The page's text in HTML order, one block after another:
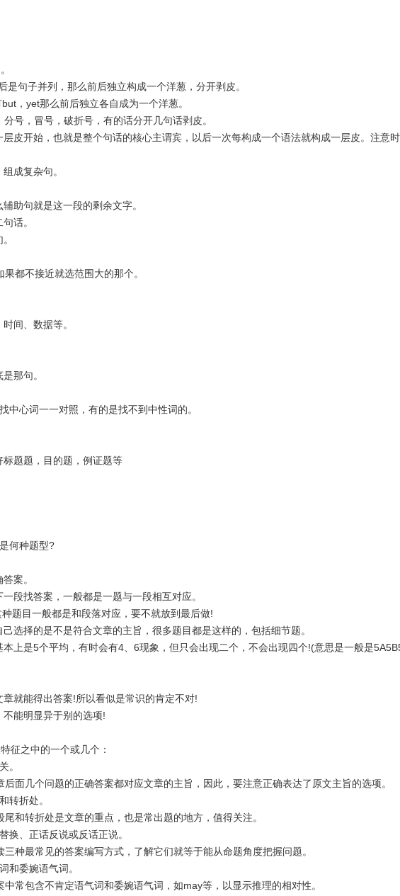
句子并列，那么前后独立构成一个洋葱，分开剥皮。
yet那么前后独立各自成为一个洋葱。
，冒号，破折号，有的话分开几句话剥皮。
开始，也就是整个句话的核心主谓宾，以后一次每构成一个语法就构成一层皮。注意
成复杂句。
句就是这一段的剩余文字。
话。
都不接近就选范围大的那个。
间、数据等。
那句。
心词一一对照，有的是找不到中性词的。
题题，目的题，例证题等
何种题型?
案。
找答案，一般都是一题与一段相互对应。
目一般都是和段落对应，要不就放到最后做!
择的是不是符合文章的主旨，很多题目都是这样的，包括细节题。
是5个平均，有时会有4、6现象，但只会出现二个，不会出现四个!(意思是一般是
能得出答案!所以看似是常识的肯定不对!
能明显异于别的选项!
之中的一个或几个：
。
几个问题的正确答案都对应文章的主旨，因此，要注意正确表达了原文主旨的选项。
折处。
转折处是文章的重点，也是常出题的地方，值得关注。
、正话反说或反话正说。
最常见的答案编写方式，了解它们就等于能从命题角度把握问题。
委婉语气词。
包含不肯定语气词和委婉语气词，如may等，以显示推理的相对性。